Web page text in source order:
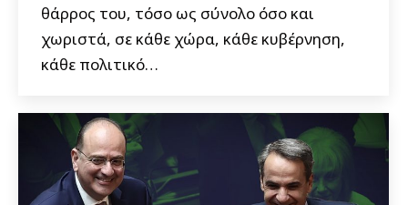
θάρρος του, τόσο ως σύνολο όσο και
χωριστά, σε κάθε χώρα, κάθε κυβέρνηση,
κάθε πολιτικό…